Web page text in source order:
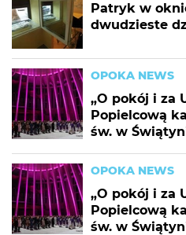
Patryk w
dwudzieste
OPOKA NEWS
„O pokój i za
Popielcową
św. w
OPOKA NEWS
„O pokój i za
Popielcową
św. w